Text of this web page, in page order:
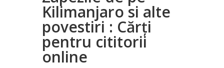
Kilimanjaro si alte
povestiri : Cărți
pentru cititorii
online